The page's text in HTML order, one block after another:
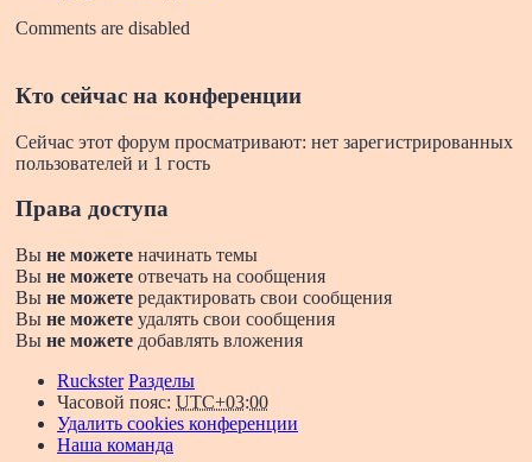
Comments are disabled
Кто сейчас на конференции
Сейчас этот форум просматривают: нет зарегистрированных
пользователей и 1 гость
Права доступа
Вы не можете начинать темы
Вы не можете отвечать на сообщения
Вы не можете редактировать свои сообщения
Вы не можете удалять свои сообщения
Вы не можете добавлять вложения
Ruckster Разделы
Часовой пояс: UTC+03:00
Удалить cookies конференции
Наша команда